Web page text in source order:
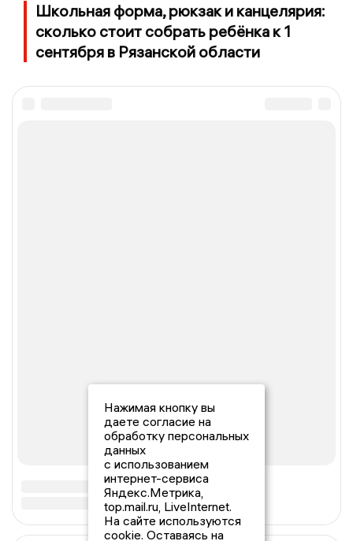
Школьная форма, рюкзак и канцелярия:
сколько стоит собрать ребёнка к 1
сентября в Рязанской области
Нажимая кнопку вы
даете согласие на
обработку персональных
данных
с использованием
интернет-сервиса
Яндекс.Метрика,
top.mail.ru, LiveInternet.
На сайте используются
cookie. Оставаясь на